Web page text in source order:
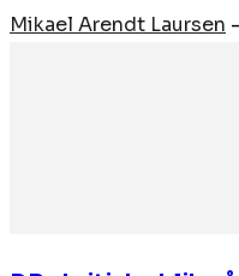
Mikael Arendt Laursen -